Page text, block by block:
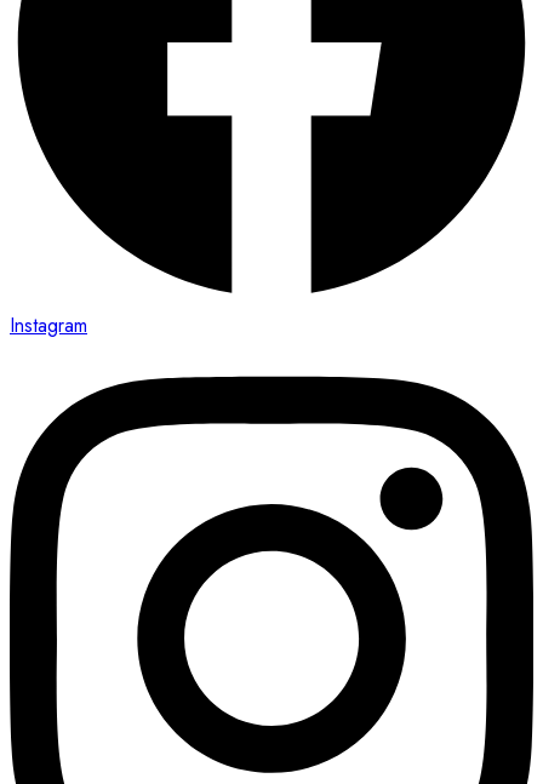
Instagram